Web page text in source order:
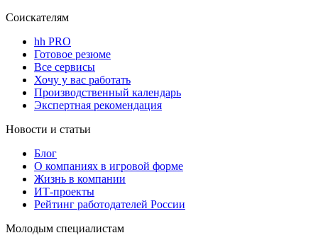
Соискателям
hh PRO
Готовое резюме
Все сервисы
Хочу у вас работать
Производственный календарь
Экспертная рекомендация
Новости и статьи
Блог
О компаниях в игровой форме
Жизнь в компании
ИТ-проекты
Рейтинг работодателей России
Молодым специалистам